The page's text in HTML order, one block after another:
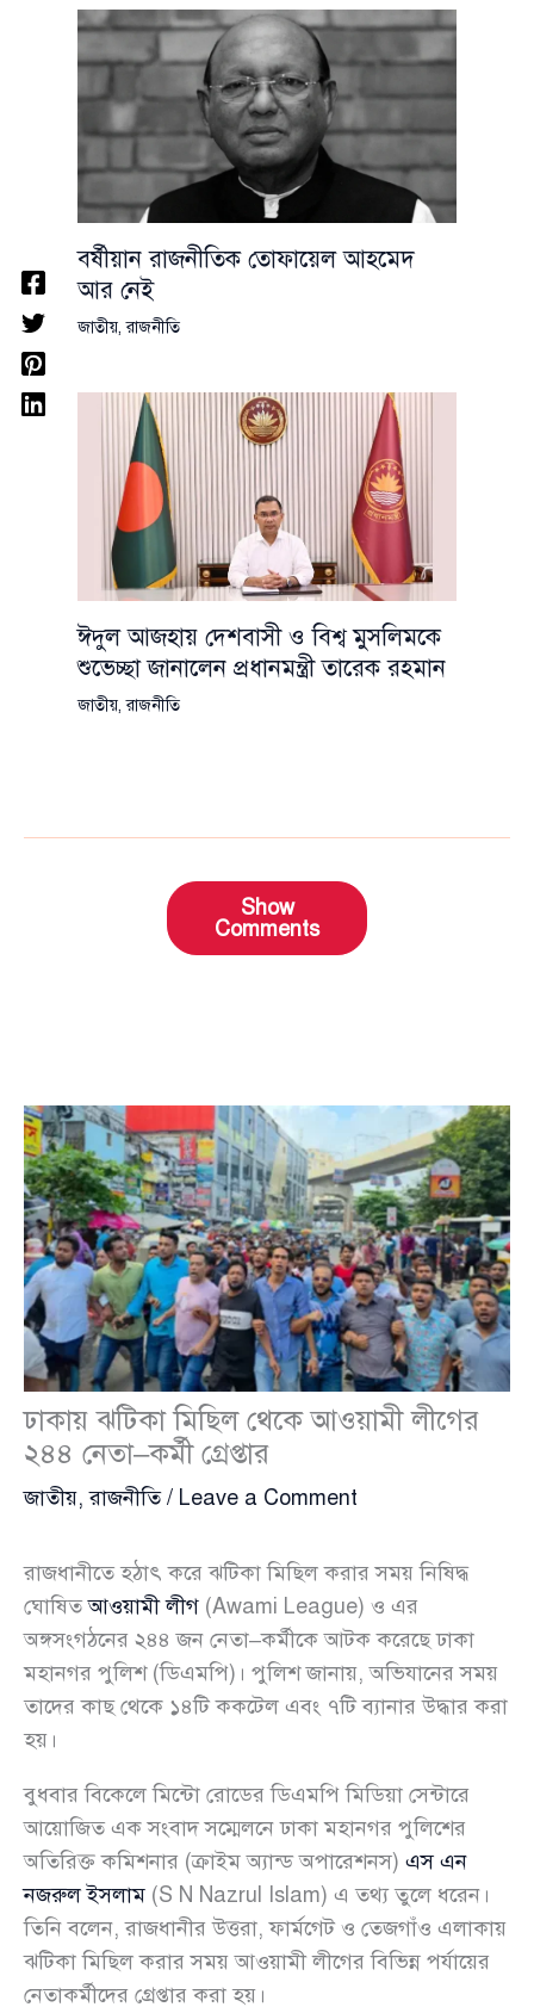
বর্ষীয়ান রাজনীতিক তোফায়েল আহমেদ
আর নেই
জাতীয়,রাজনীতি
ঈদুল আজহায় দেশবাসী ও বিশ্ব মুসলিমকে
শুভেচ্ছা জানালেন প্রধানমন্ত্রী তারেক রহমান
জাতীয়,রাজনীতি
Show
Comments
ঢাকায় ঝটিকা মিছিল থেকে আওয়ামী লীগের
২৪৪ নেতা–কর্মী গ্রেপ্তার
জাতীয়,রাজনীতি/ Leave a Comment
রাজধানীতে হঠাৎ করে ঝটিকা মিছিল করার সময় নিষিদ্ধ
ঘোষিতআওয়ামী লীগ (Awami League) ও এর
অঙ্গসংগঠনের ২৪৪ জন নেতা–কর্মীকে আটক করেছে ঢাকা
মহানগর পুলিশ (ডিএমপি)। পুলিশ জানায়, অভিযানের সময়
তাদের কাছ থেকে ১৪টি ককটেল এবং ৭টি ব্যানার উদ্ধার করা
হয়।
বুধবার বিকেলে মিন্টো রোডের ডিএমপি মিডিয়া সেন্টারে
আয়োজিত এক সংবাদ সম্মেলনে ঢাকা মহানগর পুলিশের
অতিরিক্ত কমিশনার (ক্রাইম অ্যান্ড অপারেশনস) এস এন
নজরুল ইসলাম (S N Nazrul Islam) এ তথ্য তুলে ধরেন।
তিনি বলেন, রাজধানীর উত্তরা, ফার্মগেট ও তেজগাঁও এলাকায়
ঝটিকা মিছিল করার সময় আওয়ামী লীগের বিভিন্ন পর্যায়ের
নেতাকর্মীদের গ্রেপ্তার করা হয়।